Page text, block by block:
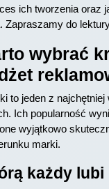
ich tworzenia oraz
Zapraszamy do
wybrać
to jeden z najchętniej
Ich popularność
wyjątkowo
marki.
każdy lubi